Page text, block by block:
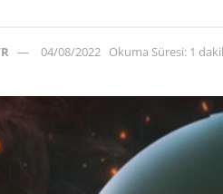
04/08/2022 Okuma Süresi: 1